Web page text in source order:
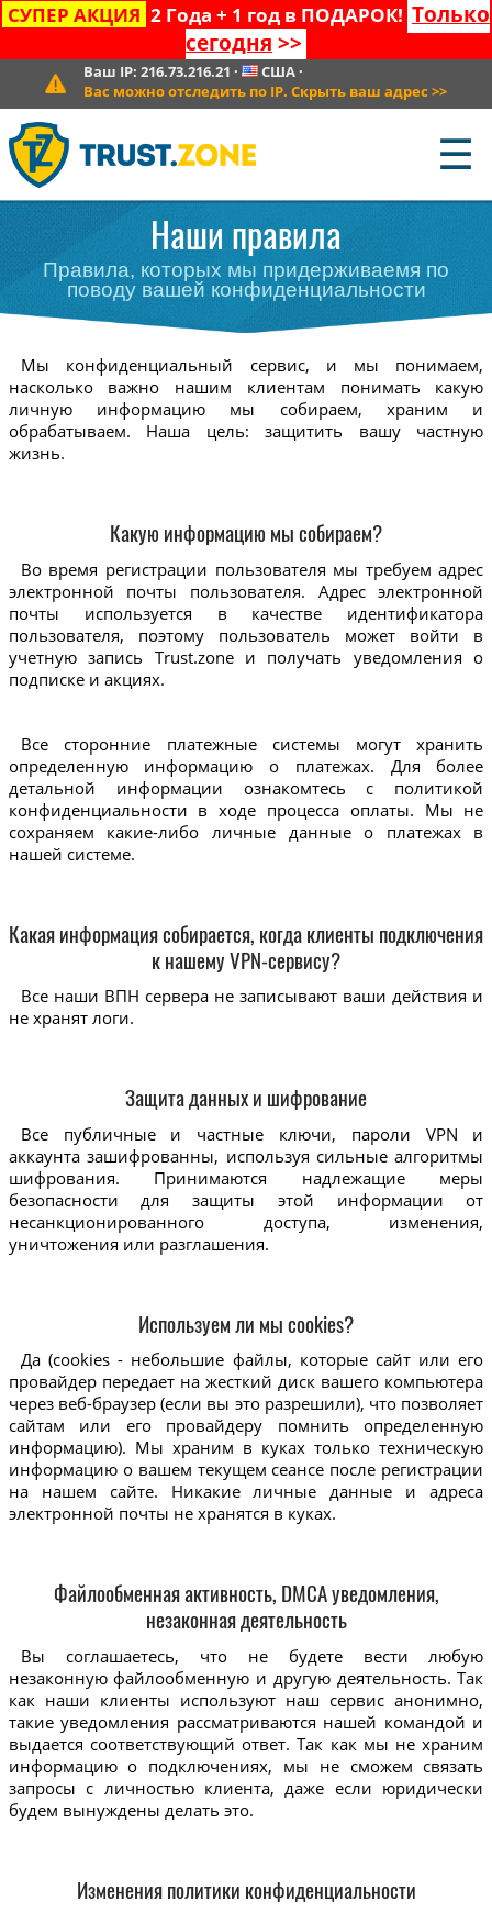
СУПЕР АКЦИЯ 2 Года + 1 год в ПОДАРОК! Только
сегодня >>
Ваш IP: 216.73.216.21 · США·
Вас можно отследить по IP. Скрыть ваш адрес >>
☰
Наши правила
Правила, которых мы придерживаемя по
поводу вашей конфиденциальности
Мы конфиденциальный сервис, и мы понимаем,
насколько важно нашим клиентам понимать какую
личную информацию мы собираем, храним и
обрабатываем. Наша цель: защитить вашу частную
жизнь.
Какую информацию мы собираем?
Во время регистрации пользователя мы требуем адрес
электронной почты пользователя. Адрес электронной
почты используется в качестве идентификатора
пользователя, поэтому пользователь может войти в
учетную запись Trust.zone и получать уведомления о
подписке и акциях.
Все сторонние платежные системы могут хранить
определенную информацию о платежах. Для более
детальной информации ознакомтесь с политикой
конфиденциальности в ходе процесса оплаты. Мы не
сохраняем какие-либо личные данные о платежах в
нашей системе.
Какая информация собирается, когда клиенты подключения
к нашему VPN-сервису?
Все наши ВПН сервера не записывают ваши действия и
не хранят логи.
Защита данных и шифрование
Все публичные и частные ключи, пароли VPN и
аккаунта зашифрованны, используя сильные алгоритмы
шифрования. Принимаются надлежащие меры
безопасности для защиты этой информации от
несанкционированного доступа, изменения,
уничтожения или разглашения.
Используем ли мы cookies?
Да (cookies - небольшие файлы, которые сайт или его
провайдер передает на жесткий диск вашего компьютера
через веб-браузер (если вы это разрешили), что позволяет
сайтам или его провайдеру помнить определенную
информацию). Мы храним в куках только техническую
информацию о вашем текущем сеансе после регистрации
на нашем сайте. Никакие личные данные и адреса
электронной почты не хранятся в куках.
Файлообменная активность, DMCA уведомления,
незаконная деятельность
Вы соглашаетесь, что не будете вести любую
незаконную файлообменную и другую деятельность. Так
как наши клиенты используют наш сервис анонимно,
такие уведомления рассматриваются нашей командой и
выдается соответствующий ответ. Так как мы не храним
информацию о подключениях, мы не сможем связать
запросы с личностью клиента, даже если юридически
будем вынуждены делать это.
Изменения политики конфиденциальности